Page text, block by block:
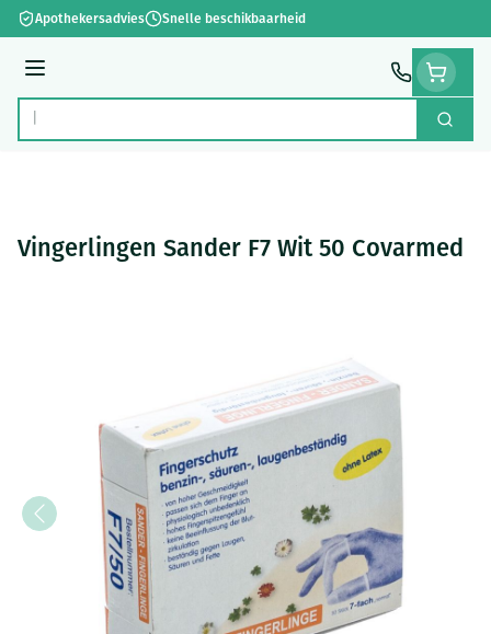
Ga naar de inhoud
Apothekersadvies Snelle beschikbaarheid
Menu
Product, merk, categorie... Zoek
Vingerlingen Sander F7 Wit 50 Covarmed